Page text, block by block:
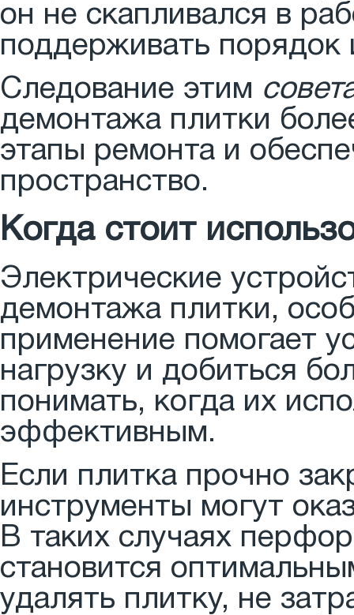
он не скапливался в
поддерживать порядок
Следование этим
демонтажа плитки
этапы ремонта и
пространство.
Когда стоит
Электрические
демонтажа плитки,
применение помогает
нагрузку и добиться
понимать, когда их
эффективным.
Если плитка прочно
инструменты могут
В таких случаях
становится
удалять плитку, не